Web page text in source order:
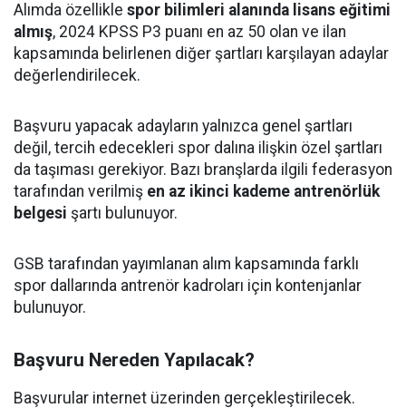
Alımda özellikle spor bilimleri alanında lisans eğitimi
almış, 2024 KPSS P3 puanı en az 50 olan ve ilan
kapsamında belirlenen diğer şartları karşılayan adaylar
değerlendirilecek.
Başvuru yapacak adayların yalnızca genel şartları
değil, tercih edecekleri spor dalına ilişkin özel şartları
da taşıması gerekiyor. Bazı branşlarda ilgili federasyon
tarafından verilmiş en az ikinci kademe antrenörlük
belgesi şartı bulunuyor.
GSB tarafından yayımlanan alım kapsamında farklı
spor dallarında antrenör kadroları için kontenjanlar
bulunuyor.
Başvuru Nereden Yapılacak?
Başvurular internet üzerinden gerçekleştirilecek.